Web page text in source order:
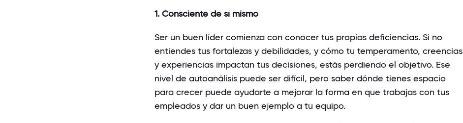
1. Consciente de sí mismo
Ser un buen líder comienza con conocer tus propias deficiencias. Si no
entiendes tus fortalezas y debilidades, y cómo tu temperamento, creencias
y experiencias impactan tus decisiones, estás perdiendo el objetivo. Ese
nivel de autoanálisis puede ser difícil, pero saber dónde tienes espacio
para crecer puede ayudarte a mejorar la forma en que trabajas con tus
empleados y dar un buen ejemplo a tu equipo.